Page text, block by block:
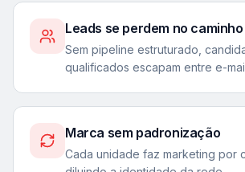
Leads se perdem no caminho
Sem pipeline estruturado,
qualificados escapam entre e-
Marca sem padronização
Cada unidade faz marketing por